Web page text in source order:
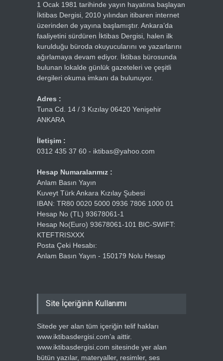
1 Ocak 1981 tarihinde yayın hayatına başlayan
İktibas Dergisi, 2010 yılından itibaren internet
üzerinden de yayına başlamıştır. Ankara’da
faaliyetini sürdüren İktibas Dergisi, halen ilk
kurulduğu büroda okuyucularını ve yazarlarını
ağırlamaya devam ediyor. İktibas bürosunda
bulunan lokalde günlük gazeteleri ve çeşitli
dergileri okuma imkanı da bulunuyor.
Adres :
Tuna Cd. 14 / 3 Kızılay 06420 Yenişehir
ANKARA
İletişim :
0312 435 37 60 - iktibas@yahoo.com
Hesap Numaralarımız :
Anlam Basın Yayın
Kuveyt Türk Ankara Kızılay Şubesi
IBAN: TR80 0020 5000 0936 7806 1000 01
Hesap No (TL) 93678061-1
Hesap No(Euro) 93678061-101 BIC-SWIFT:
KTEFTRISXXX
Posta Çeki Hesabı:
Anlam Basın Yayın - 150179 Nolu Hesap
Site İçeriğinin Kullanımı
Sitede yer alan tüm içeriğin telif hakları
www.iktibasdergisi.com’a aittir.
www.iktibasdergisi.com sitesinde yer alan
bütün yazılar, materyaller, resimler, ses